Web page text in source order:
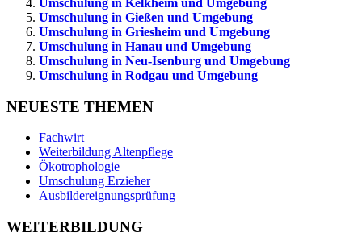
Umschulung in Gießen und Umgebung
Umschulung in Griesheim und Umgebung
Umschulung in Hanau und Umgebung
Umschulung in Neu-Isenburg und Umgebung
Umschulung in Rodgau und Umgebung
NEUESTE THEMEN
Fachwirt
Weiterbildung Altenpflege
Ökotrophologie
Umschulung Erzieher
Ausbildereignungsprüfung
WEITERBILDUNG